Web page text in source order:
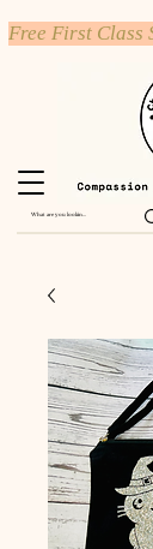
Free First Class